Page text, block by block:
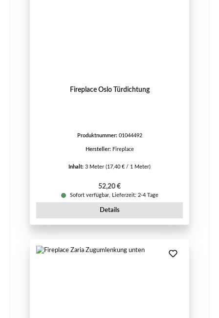
Fireplace Oslo Türdichtung
Produktnummer: 01044492
Hersteller: Fireplace
Inhalt: 3 Meter (17,40 € / 1 Meter)
Regulärer Preis:
52,20 €
Sofort verfügbar, Lieferzeit: 2-4 Tage
Details